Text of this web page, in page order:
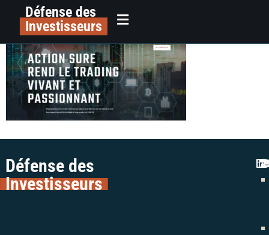
principalDéfense des
Investisseurs
action-sure
Défense des
Investisseurs